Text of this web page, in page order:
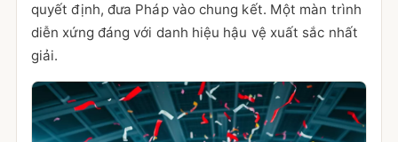
quyết định, đưa Pháp vào chung kết. Một màn trình
diễn xứng đáng với danh hiệu hậu vệ xuất sắc nhất
giải.